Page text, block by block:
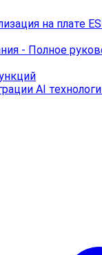
на плате
- Полное
AI